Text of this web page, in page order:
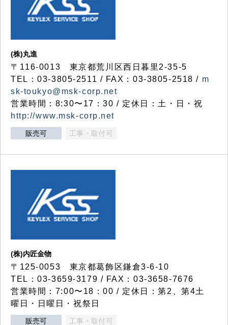
(株)丸進
〒116-0013 東京都荒川区西日暮里2-35-5
TEL：03-3805-2511 / FAX：03-3805-2518 / m
sk-toukyo@msk-corp.net
営業時間：8:30〜17：30 / 定休日：土・日・祝
http://www.msk-corp.net
販売可 工事・取付可
(株)内匠金物
〒125-0053 東京都葛飾区鎌倉3-6-10
TEL：03-3659-3179 / FAX：03-3658-7676
営業時間：7:00〜18：00 / 定休日：第2、第4土
曜日・日曜日・祝祭日
販売可 工事・取付可